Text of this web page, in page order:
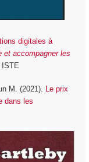
digitales à
et accompagner les
ISTE
M. (2021). Le prix
dans les